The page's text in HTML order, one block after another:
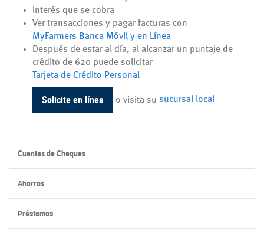
Interés que se cobra
Ver transacciones y pagar facturas con
MyFarmers Banca Móvil y en Línea
Después de estar al día, al alcanzar un puntaje de
crédito de 620 puede solicitar
Tarjeta de Crédito Personal
Solicite en línea o visita su sucursal local
Cuentas de Cheques
Ahorros
Préstamos